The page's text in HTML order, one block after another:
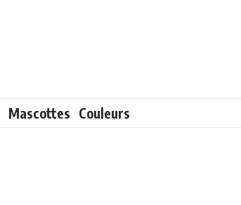
Mascottes Couleurs